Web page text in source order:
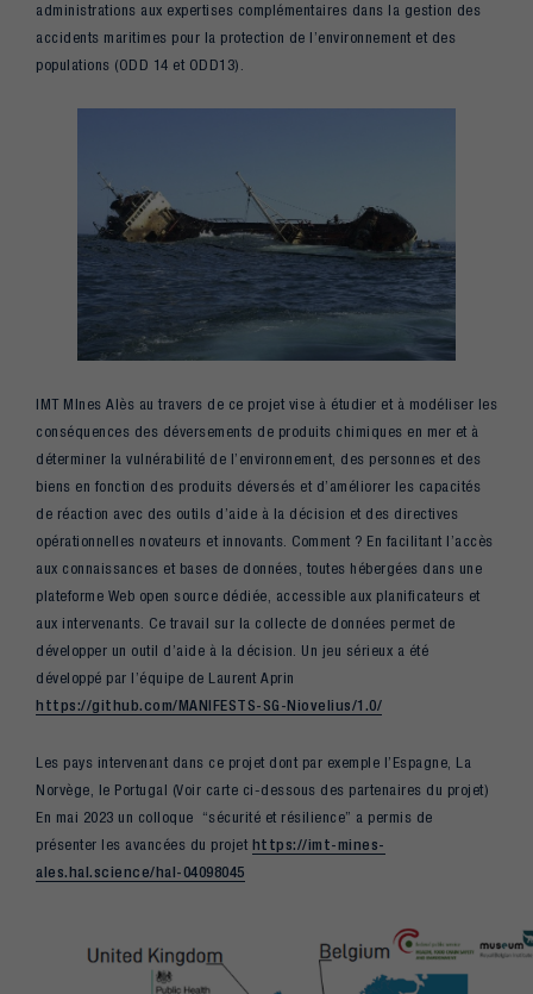
administrations aux expertises complémentaires dans la gestion des
accidents maritimes pour la protection de l’environnement et des
populations (ODD 14 et ODD13).
IMT MInes Alès au travers de ce projet vise à étudier et à modéliser les
conséquences des déversements de produits chimiques en mer et à
déterminer la vulnérabilité de l’environnement, des personnes et des
biens en fonction des produits déversés et d’améliorer les capacités
de réaction avec des outils d’aide à la décision et des directives
opérationnelles novateurs et innovants. Comment ? En facilitant l’accès
aux connaissances et bases de données, toutes hébergées dans une
plateforme Web open source dédiée, accessible aux planificateurs et
aux intervenants. Ce travail sur la collecte de données permet de
développer un outil d’aide à la décision. Un jeu sérieux a été
développé par l’équipe de Laurent Aprin
https://github.com/MANIFESTS-SG-Niovelius/1.0/
Les pays intervenant dans ce projet dont par exemple l’Espagne, La
Norvège, le Portugal (Voir carte ci-dessous des partenaires du projet)
En mai 2023 un colloque “sécurité et résilience” a permis de
présenter les avancées du projet https://imt-mines-
ales.hal.science/hal-04098045